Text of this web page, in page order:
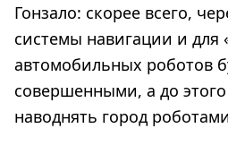
Гонзало: скорее всего,
системы навигации и для
автомобильных роботов
совершенными, а до
наводнять город